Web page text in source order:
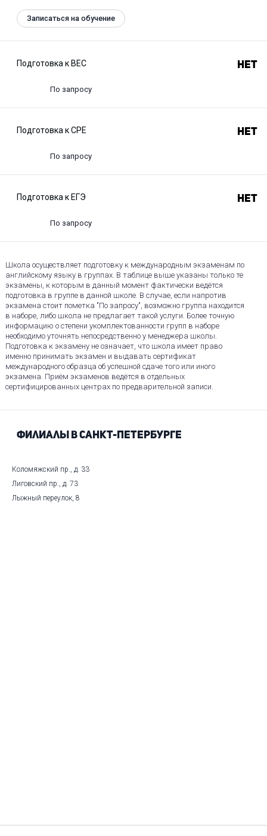
Записаться на обучение
Подготовка к BEC Нет
По запросу
Подготовка к CPE Нет
По запросу
Подготовка к ЕГЭ Нет
По запросу
Школа осуществляет подготовку к международным экзаменам по
английскому языку в группах. В таблице выше указаны только те
экзамены, к которым в данный момент фактически ведётся
подготовка в группе в данной школе. В случае, если напротив
экзамена стоит пометка "По запросу", возможно группа находится
в наборе, либо школа не предлагает такой услуги. Более точную
информацию о степени укомплектованности групп в наборе
необходимо уточнять непосредственно у менеджера школы.
Подготовка к экзамену не означает, что школа имеет право
именно принимать экзамен и выдавать сертификат
международного образца об успешной сдаче того или иного
экзамена. Приём экзаменов ведётся в отдельных
сертифицированных центрах по предварительной записи.
Филиалы в Санкт-Петербурге
Коломяжский пр., д. 33
Лиговский пр., д. 73
Лыжный переулок, 8